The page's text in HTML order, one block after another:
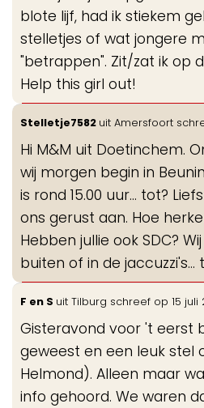
blote lijf, had ik stiekem
stelletjes of wat jongere
"betrappen". Zit/zat ik op
Help this girl out!
Stelletje7582 uit Amersfoort
Hi M&M uit Doetinchem.
wij morgen begin in
is rond 15.00 uur... tot?
ons gerust aan. Hoe
Hebben jullie ook SDC?
buiten of in de
F en S uit Tilburg schreef op 15 juli
Gisteravond voor 't eerst
geweest en een leuk stel
Helmond). Alleen maar
info gehoord. We waren